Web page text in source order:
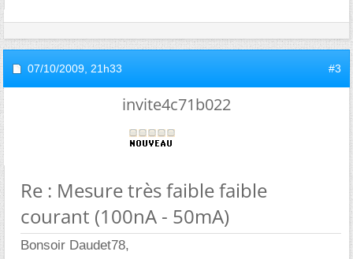
07/10/2009, 21h33 #3
invite4c71b022
Re : Mesure très faible faible
courant (100nA - 50mA)
Bonsoir Daudet78,